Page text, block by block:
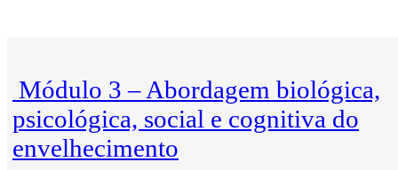
Módulo 3 – Abordagem biológica,
psicológica, social e cognitiva do
envelhecimento